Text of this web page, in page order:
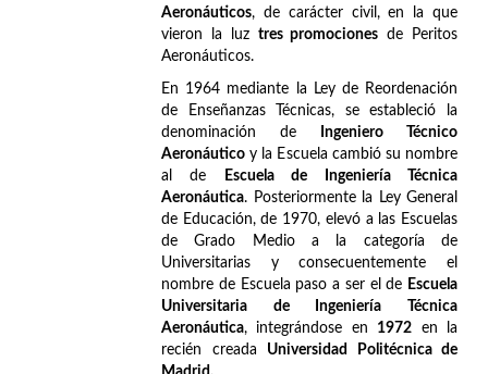
Aeronáuticos, de carácter civil, en la que
vieron la luz tres promociones de Peritos
Aeronáuticos.
En 1964 mediante la Ley de Reordenación
de Enseñanzas Técnicas, se estableció la
denominación de
Ingeniero Técnico
Aeronáutico y la Escuela cambió su nombre
al de
Escuela de Ingeniería Técnica
Aeronáutica. Posteriormente la Ley General
de Educación, de 1970, elevó a las Escuelas
de Grado Medio a la categoría de
Universitarias y consecuentemente el
nombre de Escuela paso a ser el de Escuela
Universitaria de Ingeniería Técnica
Aeronáutica, integrándose en 1972 en la
recién creada Universidad Politécnica de